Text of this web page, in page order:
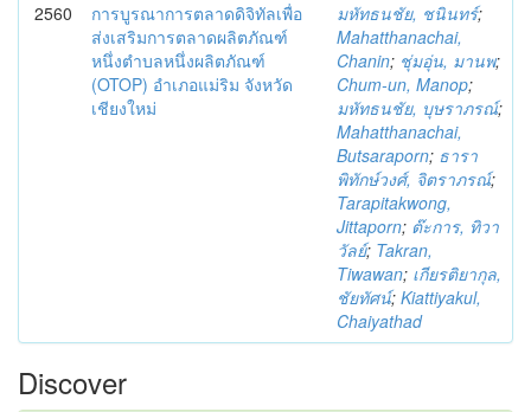
2560
การบูรณาการตลาดดิจิทัลเพื่อ
ส่งเสริมการตลาดผลิตภัณฑ์
หนึ่งตำบลหนึ่งผลิตภัณฑ์
(OTOP) อำเภอแม่ริม จังหวัด
เชียงใหม่
มหัทธนชัย, ชนินทร์;
Mahatthanachai,
Chanin; ชุ่มอุ่น, มานพ;
Chum-un, Manop;
มหัทธนชัย, บุษราภรณ์;
Mahatthanachai,
Butsaraporn; ธารา
พิทักษ์วงศ์, จิตราภรณ์;
Tarapitakwong,
Jittaporn; ต๊ะการ, ทิวา
วัลย์; Takran,
Tiwawan; เกียรติยากุล,
ชัยทัศน์; Kiattiyakul,
Chaiyathad
Discover